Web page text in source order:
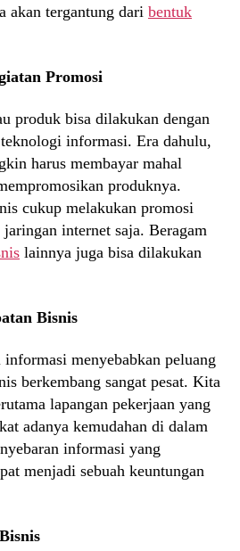
akan tergantung dari bentuk
Promosi
produk bisa dilakukan dengan
informasi. Era dahulu,
harus membayar mahal
produknya.
cukup melakukan promosi
internet saja. Beragam
lainnya juga bisa dilakukan
Bisnis
menyebabkan peluang
berkembang sangat pesat. Kita
lapangan pekerjaan yang
adanya kemudahan di dalam
informasi yang
menjadi sebuah keuntungan